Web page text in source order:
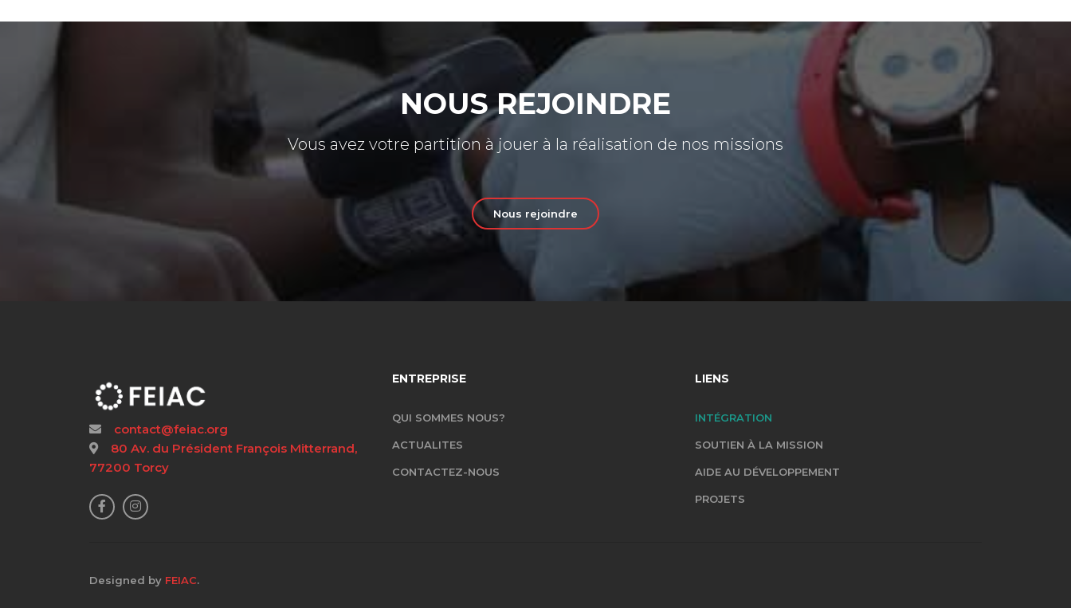
NOUS REJOINDRE
Vous avez votre partition à jouer à la réalisation de nos missions
Nous rejoindre
contact@feiac.org
80 Av. du Président François Mitterrand,
77200 Torcy
ENTREPRISE
QUI SOMMES NOUS?
ACTUALITES
CONTACTEZ-NOUS
LIENS
INTÉGRATION
SOUTIEN À LA MISSION
AIDE AU DÉVELOPPEMENT
PROJETS
Designed by FEIAC.